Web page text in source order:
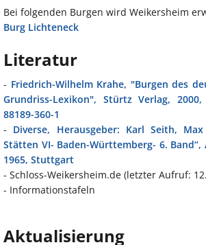
Bei folgenden Burgen wird Weikersheim
Burg Lichteneck
Literatur
- Friedrich-Wilhelm Krahe, "Burgen des
Grundriss-Lexikon", Stürtz Verlag,
88189-360-1
- Diverse, Herausgeber: Karl Seith,
Stätten VI- Baden-Württemberg- 6.
1965, Stuttgart
- Schloss-Weikersheim.de (letzter Aufruf:
- Informationstafeln
Aktualisierung